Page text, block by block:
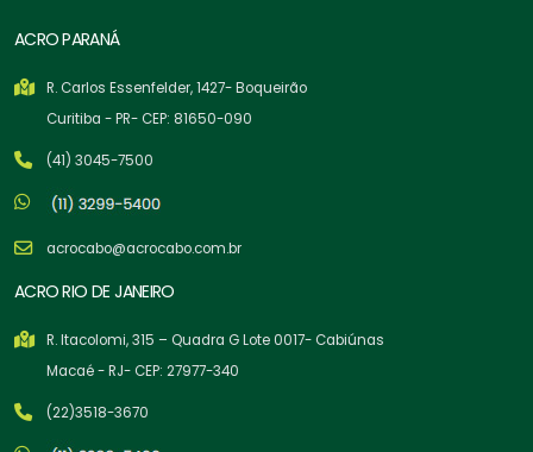
ACRO PARANÁ
R. Carlos Essenfelder, 1427- Boqueirão
Curitiba - PR- CEP: 81650-090
(41) 3045-7500
acrocabo@acrocabo.com.br
ACRO RIO DE JANEIRO
R. Itacolomi, 315 – Quadra G Lote 0017- Cabiúnas
Macaé - RJ- CEP: 27977-340
(22)3518-3670